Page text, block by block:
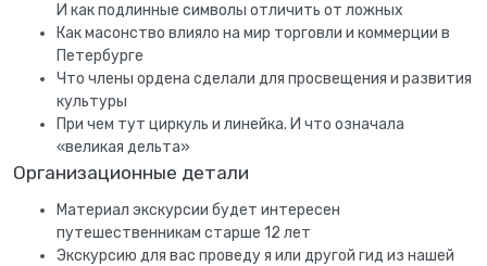
И как подлинные символы отличить от ложных
Как масонство влияло на мир торговли и коммерции в
Петербурге
Что члены ордена сделали для просвещения и развития
культуры
При чем тут циркуль и линейка. И что означала
«великая дельта»
Организационные детали
Материал экскурсии будет интересен
путешественникам старше 12 лет
Экскурсию для вас проведу я или другой гид из нашей